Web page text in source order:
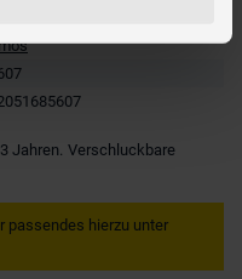
Jahren. Verschluckbare
passendes hierzu unter